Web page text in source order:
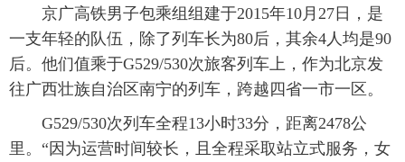
京广高铁男子包乘组组建于2015年10月27日，是
一支年轻的队伍，除了列车长为80后，其余4人均是90
后。他们值乘于G529/530次旅客列车上，作为北京发
往广西壮族自治区南宁的列车，跨越四省一市一区。
G529/530次列车全程13小时33分，距离2478公
里。“因为运营时间较长，且全程采取站立式服务，女